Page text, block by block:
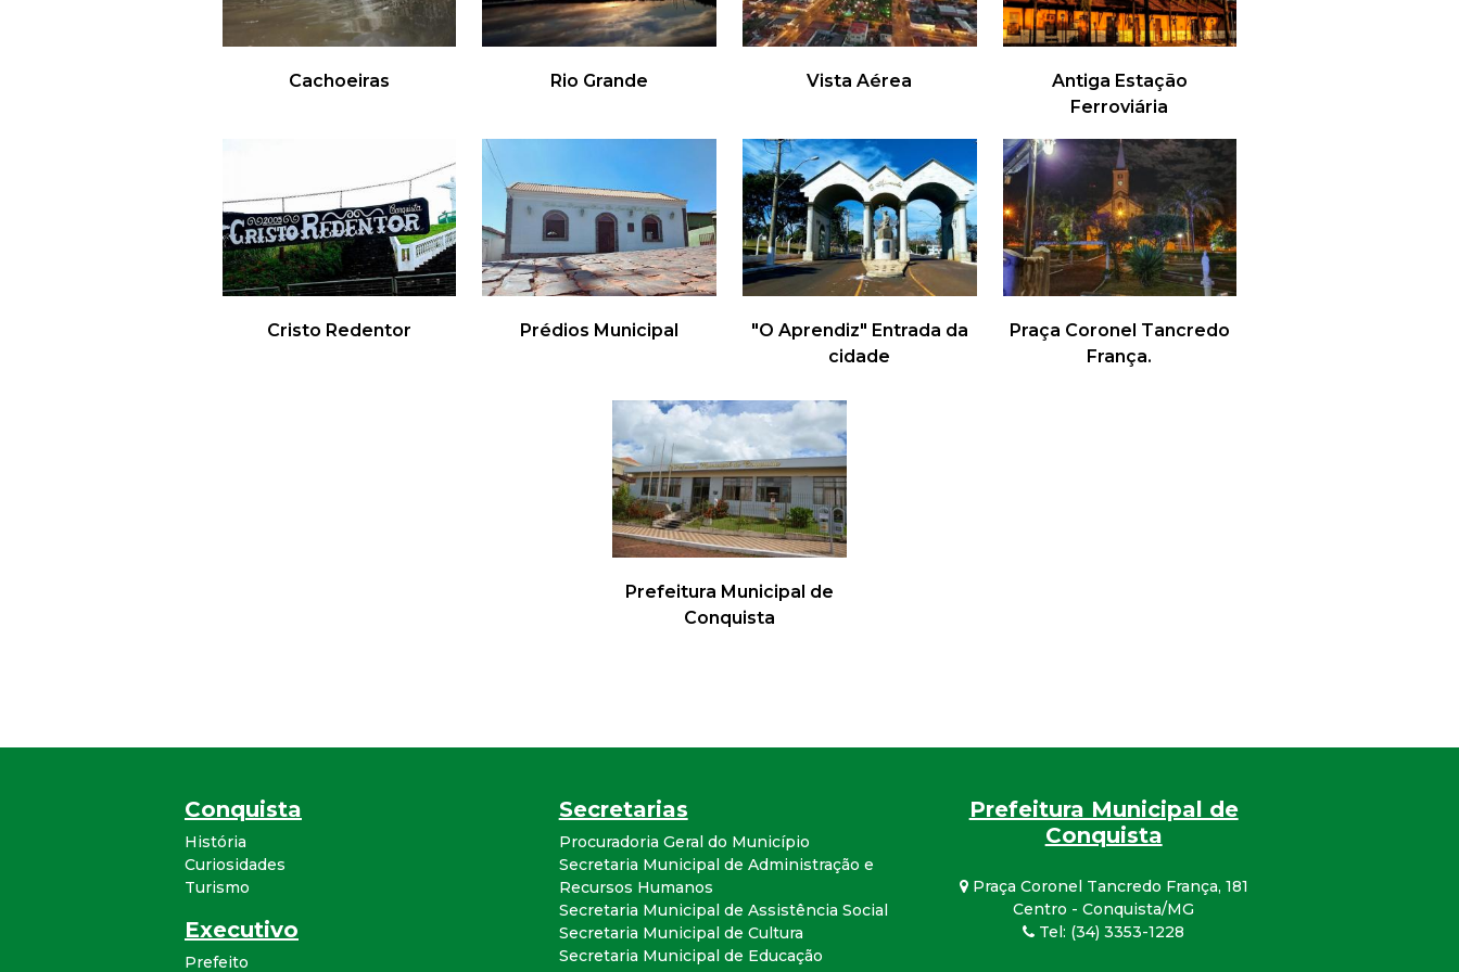
r
a
M
u
n
i
n
q
u
Cachoeiras Rio Grande Vista Aérea
Antiga Estação
Ferroviária
Cristo Redentor Prédios Municipal
"O Aprendiz" Entrada da
cidade
Praça Coronel Tancredo
França.
Prefeitura Municipal de
Conquista
Conquista
História
Curiosidades
Turismo
Executivo
Prefeito
Secretarias
Procuradoria Geral do Município
Secretaria Municipal de Administração e
Recursos Humanos
Secretaria Municipal de Assistência Social
Secretaria Municipal de Cultura
Secretaria Municipal de Educação
Prefeitura Municipal de
Conquista
Praça Coronel Tancredo França, 181
Centro - Conquista/MG
Tel: (34) 3353-1228